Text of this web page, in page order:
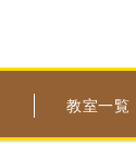
教室一覧